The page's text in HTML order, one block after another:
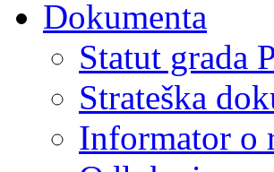
Dokumenta
Statut grada
Strateška
Informator o